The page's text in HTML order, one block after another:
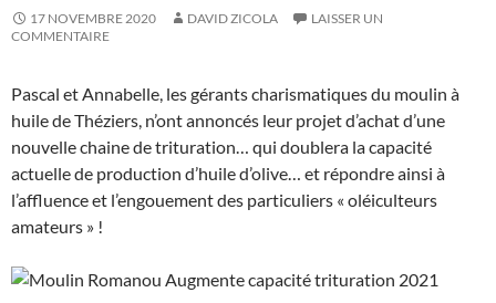
17 NOVEMBRE 2020 DAVID ZICOLA
LAISSER UN
COMMENTAIRE
Pascal et Annabelle, les gérants charismatiques du moulin à
huile de Théziers, n’ont annoncés leur projet d’achat d’une
nouvelle chaine de trituration… qui doublera la capacité
actuelle de production d’huile d’olive… et répondre ainsi à
l’affluence et l’engouement des particuliers « oléiculteurs
amateurs » !